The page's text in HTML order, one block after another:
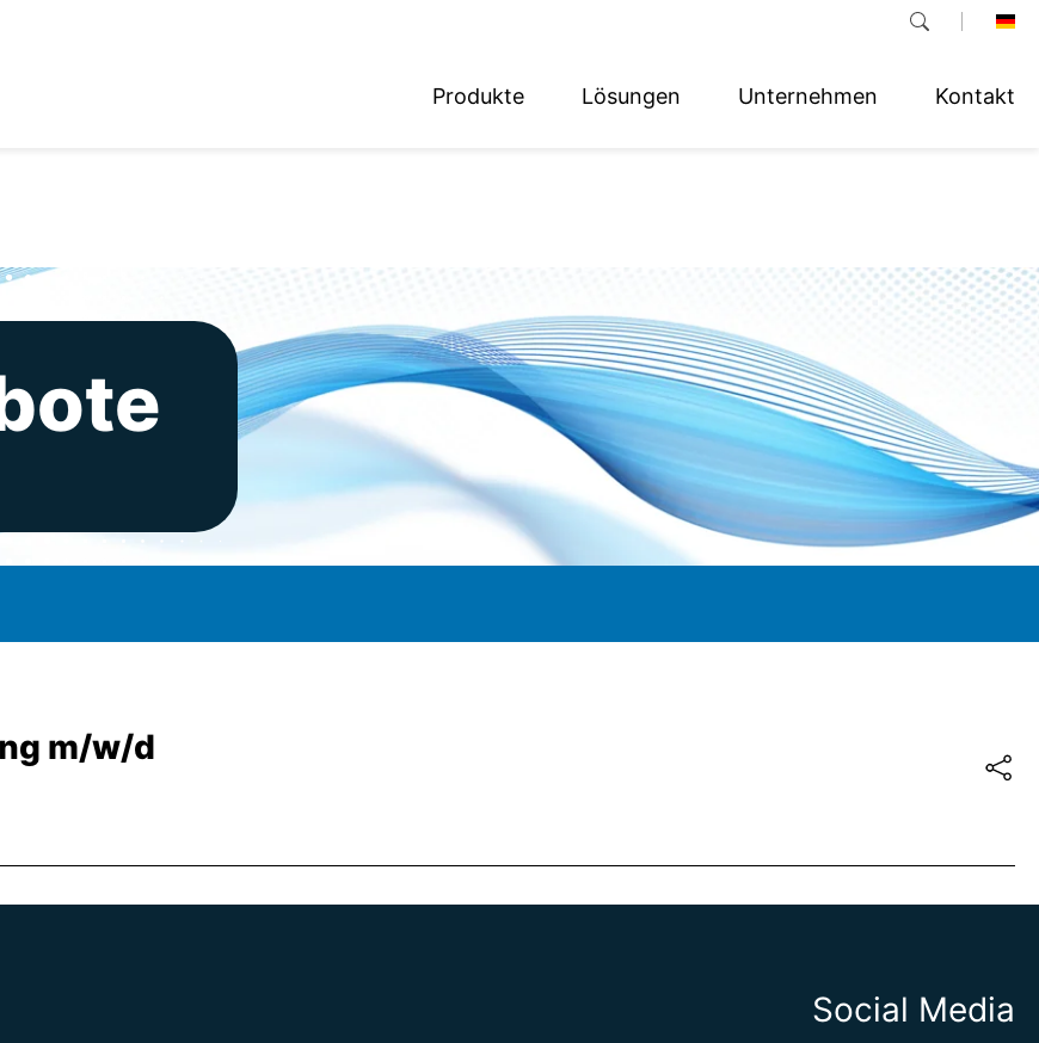
Produkte Lösungen Unternehmen Kontakt
m/w/d
Social Media